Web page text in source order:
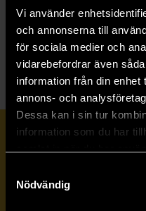
Vi använder
och annonserna till
för sociala medier och
vidarebefordrar även
information från din
annons- och
Dessa kan i sin tur
information som du har
Nödvändig
Beställ
Prenumerera